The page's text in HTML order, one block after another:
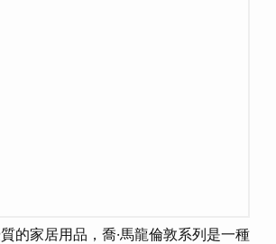
的家居用品，喬·馬龍倫敦系列是一種